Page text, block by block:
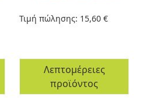
Τιμή πώλησης: 15,60 €
Λεπτομέρειες
προϊόντος